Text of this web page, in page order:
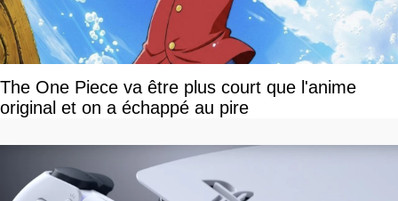
The One Piece va être plus court que l'anime
original et on a échappé au pire